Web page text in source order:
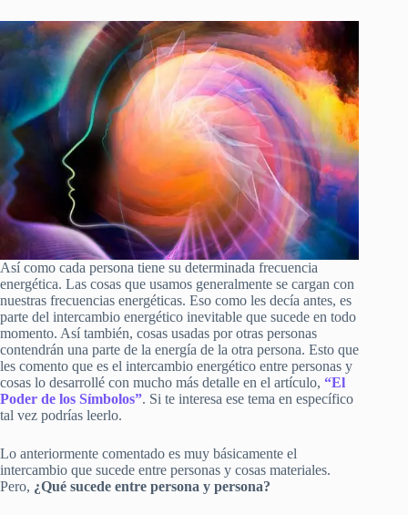
Así como cada persona tiene su determinada frecuencia
energética. Las cosas que usamos generalmente se cargan con
nuestras frecuencias energéticas. Eso como les decía antes, es
parte del intercambio energético inevitable que sucede en todo
momento. Así también, cosas usadas por otras personas
contendrán una parte de la energía de la otra persona. Esto que
les comento que es el intercambio energético entre personas y
cosas lo desarrollé con mucho más detalle en el artículo, “El
Poder de los Símbolos”. Si te interesa ese tema en específico
tal vez podrías leerlo.
Lo anteriormente comentado es muy básicamente el
intercambio que sucede entre personas y cosas materiales.
Pero, ¿Qué sucede entre persona y persona?